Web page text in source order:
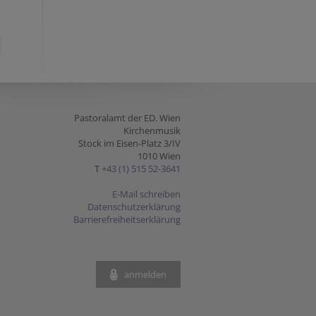
Pastoralamt der ED. Wien
Kirchenmusik
Stock im Eisen-Platz 3/IV
1010 Wien
T +43 (1) 515 52-3641
E-Mail schreiben
Datenschutzerklärung
Barrierefreiheitserklärung
anmelden